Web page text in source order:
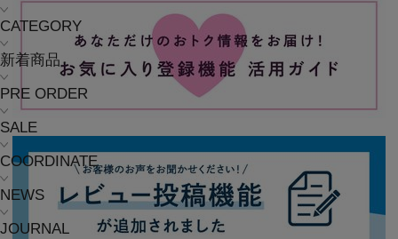
CATEGORY
新着商品
PRE ORDER
SALE
COORDINATE
NEWS
JOURNAL